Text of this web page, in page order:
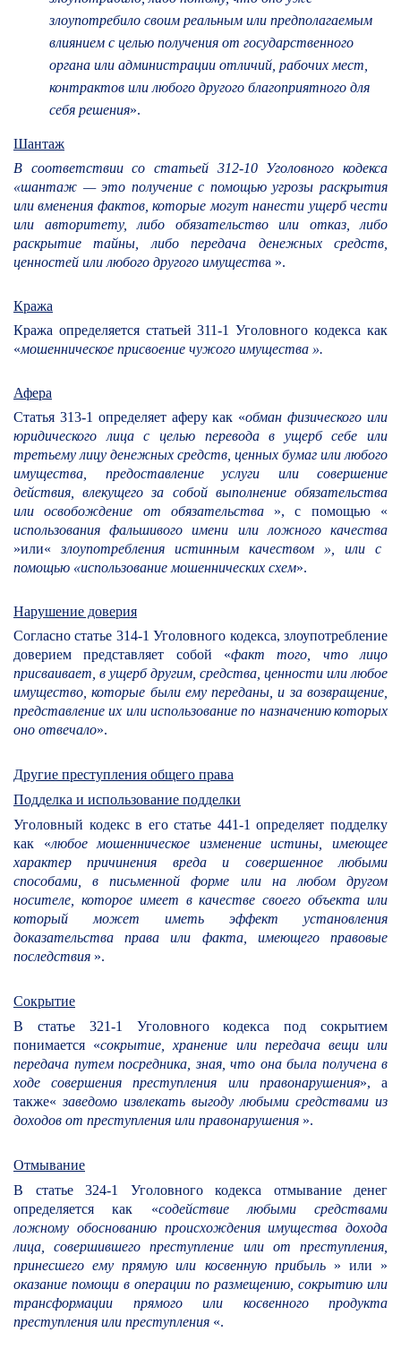
злоупотребило своим реальным или предполагаемым
влиянием с целью получения от государственного
органа или администрации отличий, рабочих мест,
контрактов или любого другого благоприятного для
себя решения».
Шантаж
В соответствии со статьей 312-10 Уголовного кодекса
«шантаж — это получение с помощью угрозы раскрытия
или вменения фактов, которые могут нанести ущерб чести
или авторитету, либо обязательство или отказ, либо
раскрытие тайны, либо передача денежных средств,
ценностей или любого другого имущества ».
Кража
Кража определяется статьей 311-1 Уголовного кодекса как
«мошенническое присвоение чужого имущества ».
Афера
Статья 313-1 определяет аферукак «обман физического или
юридического лица с целью перевода в ущерб себе или
третьему лицу денежных средств, ценных бумаг или любого
имущества, предоставление услуги или совершение
действия, влекущего за собой выполнение обязательства
или освобождение от обязательства », с помощью «
использования фальшивого имени или ложного качества
»или«злоупотребления истинным качеством », или с
помощью «использование мошеннических схем».
Нарушение доверия
Согласно статье 314-1 Уголовного кодекса, злоупотребление
доверием представляет собой «факт того, что лицо
присваивает, в ущерб другим, средства, ценности или любое
имущество, которые были ему переданы, и за возвращение,
представление их или использование по назначениюкоторых
оно отвечало».
Другие преступления общего права
Подделка и использование подделки
Уголовный кодекс в его статье 441-1 определяет подделку
как «любое мошенническое изменение истины, имеющее
характер причинения вреда и совершенное любыми
способами, в письменной форме или на любом другом
носителе, которое имеет в качестве своего объекта или
который может иметь эффект установления
доказательства права или факта, имеющего правовые
последствия ».
Сокрытие
В статье 321-1 Уголовного кодекса под сокрытием
понимается «сокрытие, хранение или передача вещи или
передача путем посредника, зная, что она была получена в
ходе совершения преступления или правонарушения», а
также«заведомо извлекать выгоду любыми средствами из
доходов от преступления или правонарушения ».
Отмывание
В статье 324-1 Уголовного кодекса отмывание денег
определяется как «содействие любыми средствами
ложному обоснованию происхождения имущества дохода
лица, совершившего преступление или от преступления,
принесшего ему прямую или косвенную прибыль» или »
оказание помощи в операции по размещению, сокрытию или
трансформации прямого или косвенного продукта
преступления или преступления «.